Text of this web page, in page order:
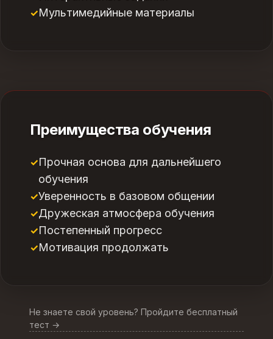
Мультимедийные материалы
Преимущества обучения
Прочная основа для дальнейшего
обучения
Уверенность в базовом общении
Дружеская атмосфера обучения
Постепенный прогресс
Мотивация продолжать
Не знаете свой уровень? Пройдите бесплатный
тест →